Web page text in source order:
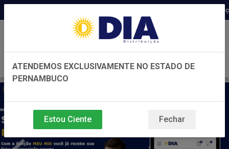
Distribuidora há 22 anos em Pernambuco ◆ Preço
ATENDEMOS EXCLUSIVAMENTE NO ESTADO DE
PERNAMBUCO
Estou Ciente Fechar